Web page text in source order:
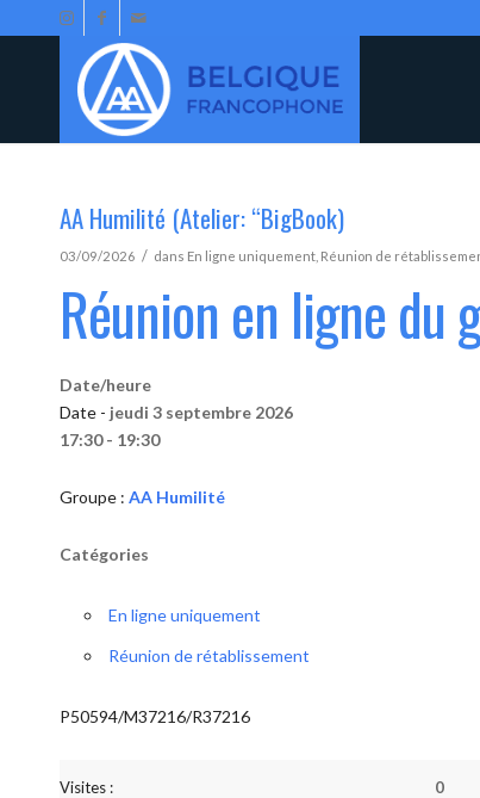
AA Humilité (Atelier: “BigBook)
03/09/2026 / dans En ligne uniquement Réunion de
Réunion en ligne du
Date/heure
Date - jeudi 3 septembre 2026
17:30 - 19:30
Groupe : AA Humilité
Catégories
En ligne uniquement
Réunion de rétablissement
P50594/M37216/R37216
Visites : 0